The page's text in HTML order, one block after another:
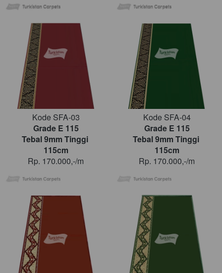
Kode SFA-03
Grade E 115
Tebal 9mm Tinggi
115cm
Rp. 170.000,-/m
Kode SFA-04
Grade E 115
Tebal 9mm Tinggi
115cm
Rp. 170.000,-/m